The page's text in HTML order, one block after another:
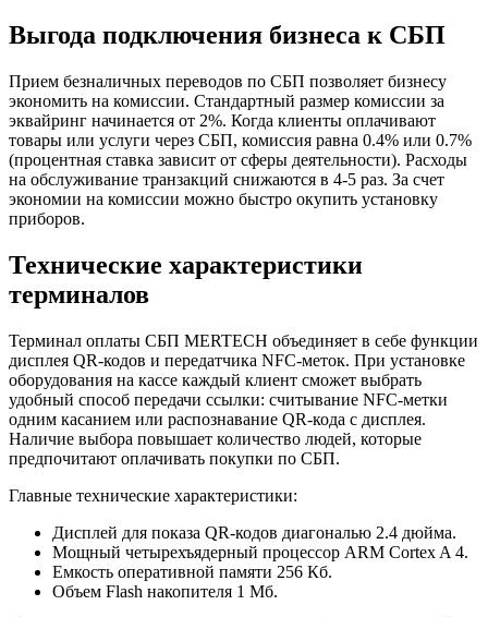
Выгода подключения бизнеса к СБП
Прием безналичных переводов по СБП позволяет бизнесу
экономить на комиссии. Стандартный размер комиссии за
эквайринг начинается от 2%. Когда клиенты оплачивают
товары или услуги через СБП, комиссия равна 0.4% или 0.7%
(процентная ставка зависит от сферы деятельности). Расходы
на обслуживание транзакций снижаются в 4-5 раз. За счет
экономии на комиссии можно быстро окупить установку
приборов.
Технические характеристики
терминалов
Терминал оплаты СБП MERTECH объединяет в себе функции
дисплея QR-кодов и передатчика NFC-меток. При установке
оборудования на кассе каждый клиент сможет выбрать
удобный способ передачи ссылки: считывание NFC-метки
одним касанием или распознавание QR-кода с дисплея.
Наличие выбора повышает количество людей, которые
предпочитают оплачивать покупки по СБП.
Главные технические характеристики:
Дисплей для показа QR-кодов диагональю 2.4 дюйма.
Мощный четырехъядерный процессор ARM Cortex A 4.
Емкость оперативной памяти 256 Кб.
Объем Flash накопителя 1 Мб.